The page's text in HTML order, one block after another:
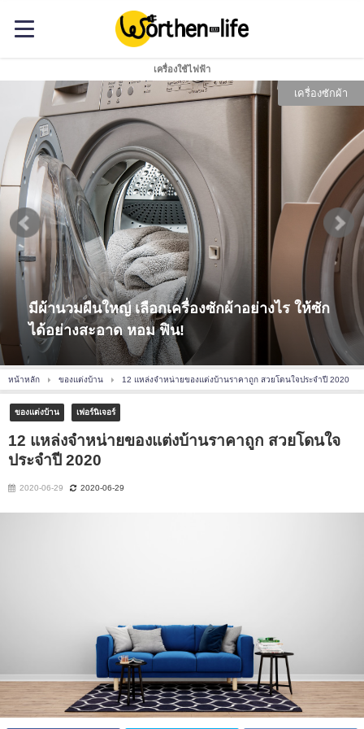
เครื่องใช้ไฟฟ้า
เครื่องซักผ้า
มีผ้านวมผืนใหญ่ เลือกเครื่องซักผ้าอย่างไร ให้ซัก
ได้อย่างสะอาด หอม ฟิน!
หน้าหลัก ของแต่งบ้าน 12 แหล่งจำหน่ายของแต่งบ้านราคาถูก สวยโดนใจประจำปี 2020
ของแต่งบ้าน เฟอร์นิเจอร์
12 แหล่งจำหน่ายของแต่งบ้านราคาถูก สวยโดนใจ
ประจำปี 2020
2020-06-29 2020-06-29